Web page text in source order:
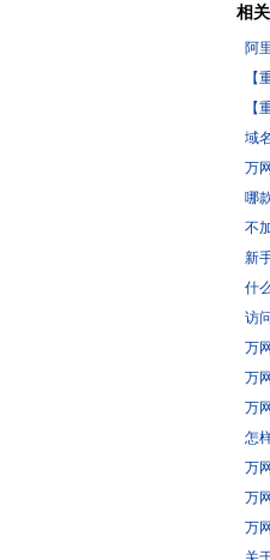
相
阿
【
【
域
万
哪
不
新
什
访
万
万
万
怎
万
万
万